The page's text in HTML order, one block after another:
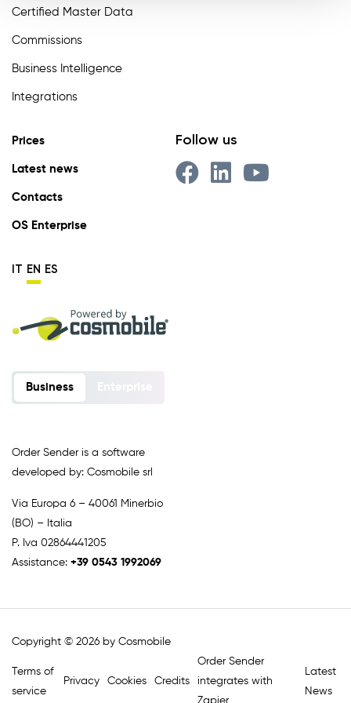
Business
Order Sender is a software
developed by: Cosmobile srl
Via Europa 6 – 40061 Minerbio
(BO) – Italia
P. Iva 02864441205
Assistance: +39 0543 1992069
Certified Master Data
Commissions
Business Intelligence
Integrations
Prices
Latest news
Contacts
OS Enterprise
IT EN ES
Follow us
Copyright © 2026 by Cosmobile
Terms of
service
Privacy Cookies Credits
Order Sender
integrates with
Zapier
Latest
News